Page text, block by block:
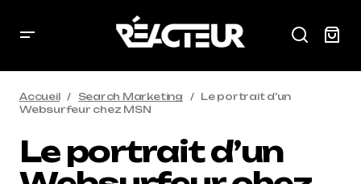
Accueil Search Marketing
Le portrait d’un
Websurfeur chez MSN
Le portrait d’un